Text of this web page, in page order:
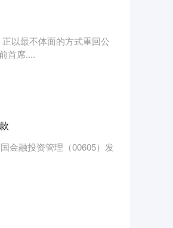
以最不体面的方式重回公
首席....
金融投资管理（00605）发